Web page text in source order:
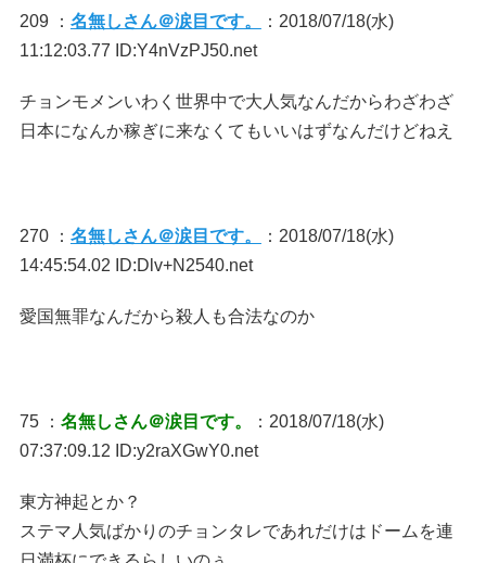
209 ： 名無しさん＠涙目です。
：2018/07/18(水)
11:12:03.77 ID:Y4nVzPJ50.net
チョンモメンいわく世界中で大人気なんだからわざわざ
日本になんか稼ぎに来なくてもいいはずなんだけどねえ
270 ： 名無しさん＠涙目です。
：2018/07/18(水)
14:45:54.02 ID:Dlv+N2540.net
愛国無罪なんだから殺人も合法なのか
75 ： 名無しさん＠涙目です。
：2018/07/18(水)
07:37:09.12 ID:y2raXGwY0.net
東方神起とか？
ステマ人気ばかりのチョンタレであれだけはドームを連